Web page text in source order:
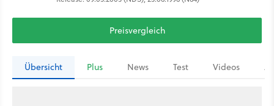
Preisvergleich
Übersicht Plus News Test Videos